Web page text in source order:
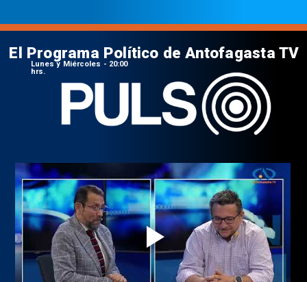
El Programa Político de Antofagasta TV
Lunes y Miércoles - 20:00
hrs.